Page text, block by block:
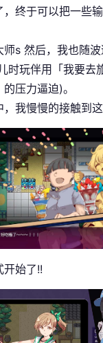
，终于可以把一些
师s 然后，我也随
时玩伴用「我要去
压力逼迫)。
我慢慢的接触到
开始了!!